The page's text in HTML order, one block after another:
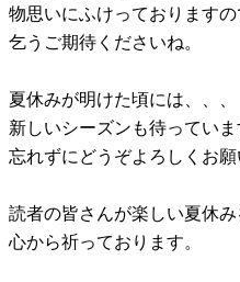
物思いにふけっておりますの
乞うご期待くださいね。
夏休みが明けた頃には、、、
新しいシーズンも待ってい
忘れずにどうぞよろしくお願
読者の皆さんが楽しい夏休
心から祈っております。